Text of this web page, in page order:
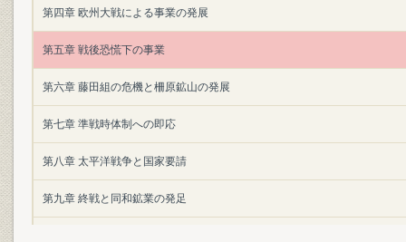
第四章 欧州大戦による事業の発展
第五章 戦後恐慌下の事業
第六章 藤田組の危機と柵原鉱山の発展
第七章 準戦時体制への即応
第八章 太平洋戦争と国家要請
第九章 終戦と同和鉱業の発足